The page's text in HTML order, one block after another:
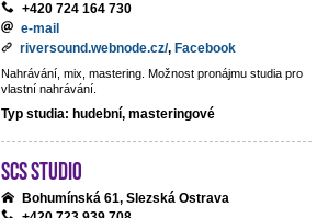
+420 724 164 730
e-mail
riversound.webnode.cz/, Facebook
Nahrávání, mix, mastering. Možnost pronájmu studia pro
vlastní nahrávání.
Typ studia: hudební, masteringové
SCS Studio
Bohumínská 61, Slezská Ostrava